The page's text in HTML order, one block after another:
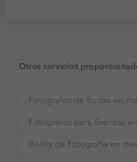
Otros servicios
Fotógrafos de Bodas en
Fotógrafos para Eventos
Books de Fotografía en